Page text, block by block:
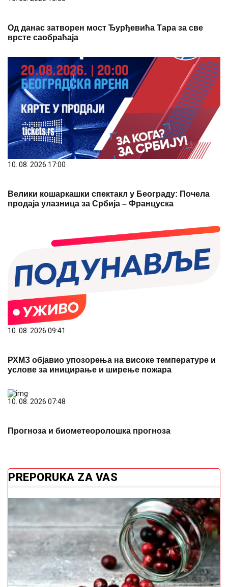
Од данас затворен мост Ђурђевића Тара за све
врсте саобраћаја
10. 08. 2026 17:00
Велики кошаркашки спектакл у Београду: Почела
продаја улазница за Србија – Француска
10. 08. 2026 09:41
РХМЗ објавио упозорења на високе температуре и
услове за иницирање и ширење пожара
10. 08. 2026 07:48
Прогноза и биометеоролошка прогноза
PREPORUKA ZA VAS